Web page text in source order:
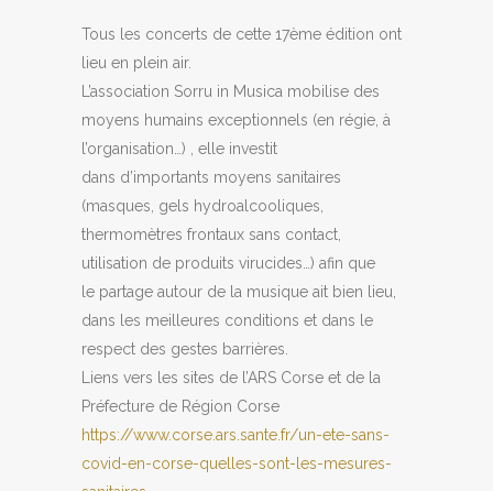
Tous les concerts de cette 17ème édition ont
lieu en plein air.
L’association Sorru in Musica mobilise des
moyens humains exceptionnels (en régie, à
l’organisation…) , elle investit
dans d’importants moyens sanitaires
(masques, gels hydroalcooliques,
thermomètres frontaux sans contact,
utilisation de produits virucides…) afin que
le partage autour de la musique ait bien lieu,
dans les meilleures conditions et dans le
respect des gestes barrières.
Liens vers les sites de l’ARS Corse et de la
Préfecture de Région Corse
https://www.corse.ars.sante.fr/un-ete-sans-
covid-en-corse-quelles-sont-les-mesures-